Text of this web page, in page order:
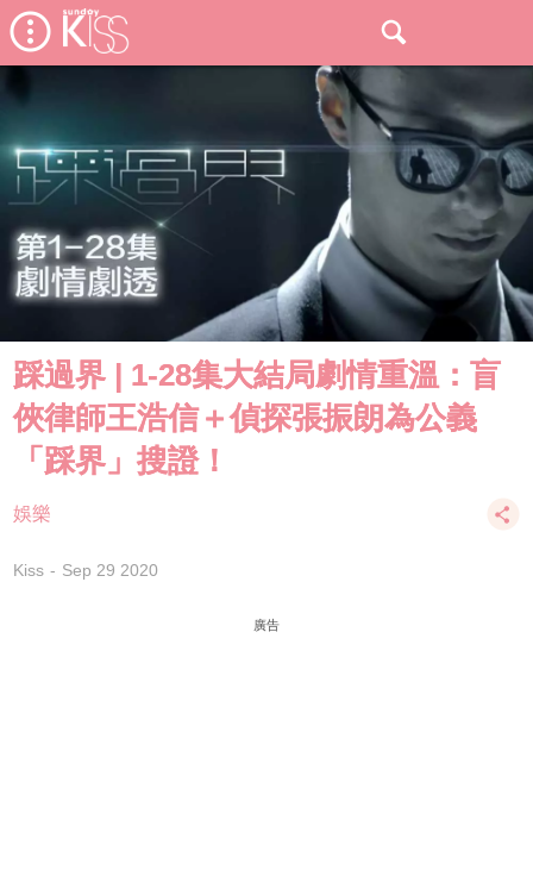
踩過界 | 1-28集大結局劇情重溫：盲
俠律師王浩信＋偵探張振朗為公義
「踩界」搜證！
娛樂
Kiss Sep 29 2020
廣告